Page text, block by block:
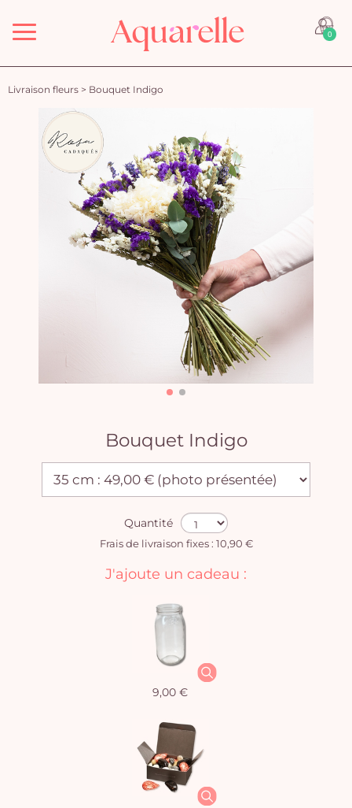
Menu 0
Livraison fleurs > Bouquet Indigo
Bouquet Indigo
Quantité
Frais de livraison fixes : 10,90 €
J'ajoute un cadeau :
9,00 €